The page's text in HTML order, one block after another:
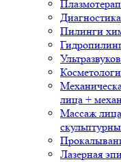
Пилинги
лица +
Массаж
Лазерная